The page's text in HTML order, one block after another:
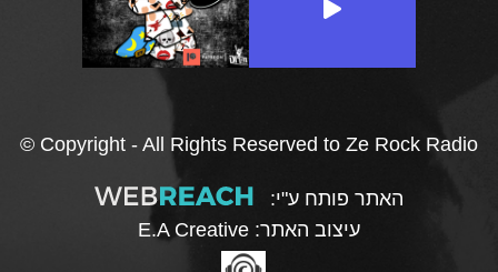
© Copyright - All Rights Reserved to Ze Rock Radio
האתר פותח ע"י:
עיצוב האתר: E.A Creative